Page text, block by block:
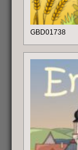
GBD01738